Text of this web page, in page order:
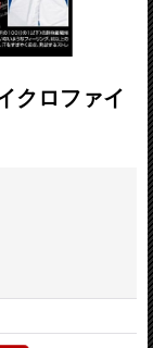
クロファイ